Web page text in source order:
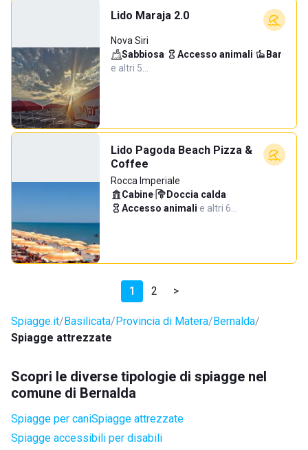
Lido Maraja 2.0
Nova Siri
Sabbiosa· Accesso animali· Bar·
e altri 5…
Lido Pagoda Beach Pizza &
Coffee
Rocca Imperiale
Cabine· Doccia calda·
Accesso animali·e altri 6…
1 2 >
Spiagge.it Basilicata Provincia di Matera Bernalda
Spiagge attrezzate
Scopri le diverse tipologie di spiagge nel
comune di Bernalda
Spiagge per caniSpiagge attrezzate
Spiagge accessibili per disabili